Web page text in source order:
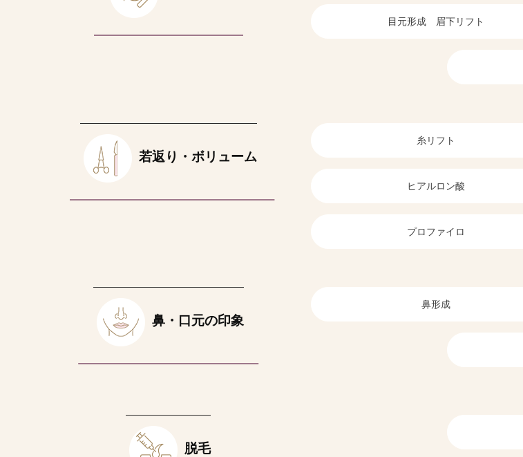
目元形成 眉下リフト
若返り・ボリューム
糸リフト
ヒアルロン酸
プロファイロ
鼻・口元の印象
鼻形成
脱毛